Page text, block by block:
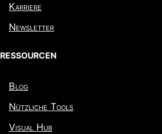
Karriere
Newsletter
RESSOURCEN
Blog
Nützliche Tools
Visual Hub